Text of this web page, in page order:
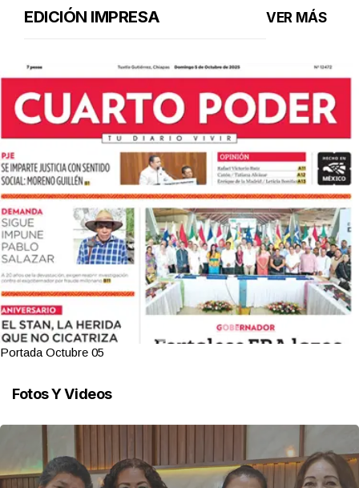
EDICIÓN IMPRESA VER MÁS
Portada Octubre 05
Fotos Y Videos